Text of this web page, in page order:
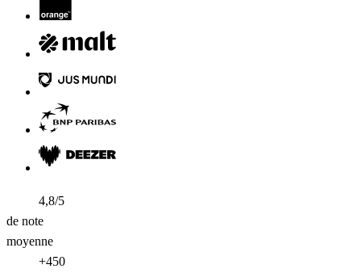
4,8/5
de note
moyenne
+450